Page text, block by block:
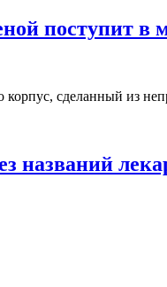
поступит в
корпус, сделанный из
названий